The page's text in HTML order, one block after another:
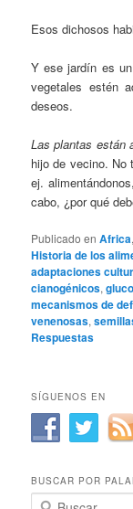
Esos dichosos
Y ese jardín es
vegetales estén
deseos.
Las plantas están
hijo de vecino. No
ej.
cabo, ¿por qué
Publicado en Africa
Historia de los
adaptaciones
cianogénicos,
mecanismos de
venenosas,
Respuestas
SÍGUENOS EN
BUSCAR POR